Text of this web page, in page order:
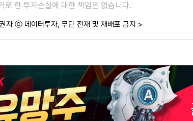
한 투자손실에 대한 책임은 없습니다.
자 ⓒ 데이터투자, 무단 전재 및 재배포 금지 >